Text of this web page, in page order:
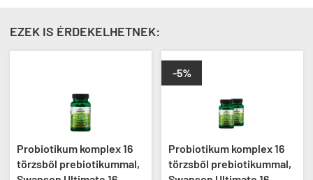
EZEK IS ÉRDEKELHETNEK:
16
Probiotikum komplex 16
törzsből prebiotikummal,
Teljes spektrumú
formula, Now Digest